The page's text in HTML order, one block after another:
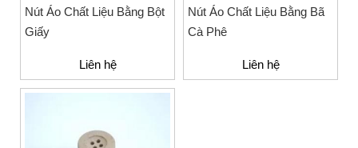
Nút Áo Chất Liệu Bằng Bột
Giấy
Liên hệ
Nút Áo Chất Liệu Bằng Bã
Cà Phê
Liên hệ